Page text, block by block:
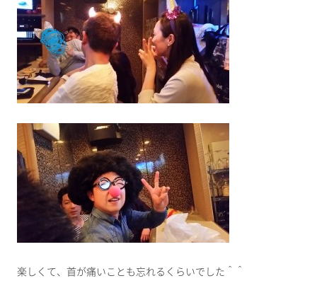
楽しくて、首が痛いことも忘れるくらいでした＾＾